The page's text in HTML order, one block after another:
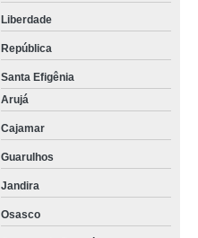
Liberdade
República
Santa Efigênia
Arujá
Cajamar
Guarulhos
Jandira
Osasco